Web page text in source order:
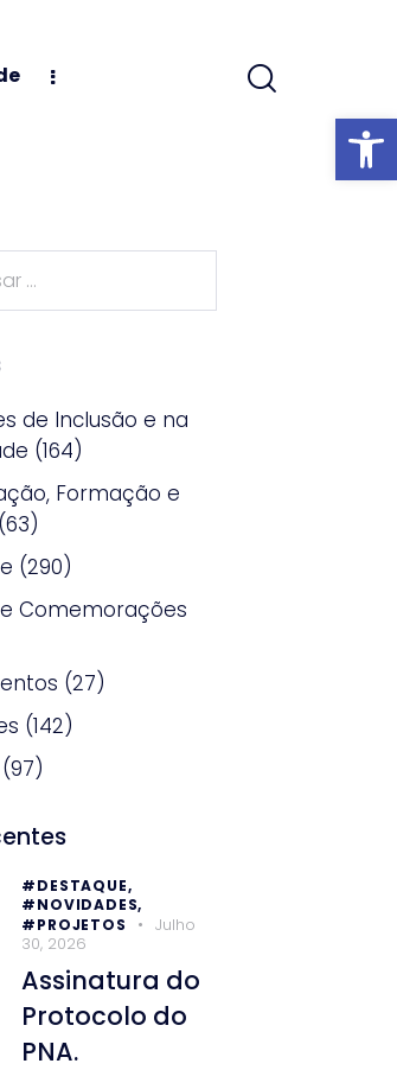
Abrir barra
de Inclusão e na
(164)
Formação e
(63)
(290)
Comemorações
(27)
(142)
(97)
#DESTAQUE,
#NOVIDADES,
#PROJETOS
Julho
30, 2026
Assinatura do
Protocolo do
PNA.